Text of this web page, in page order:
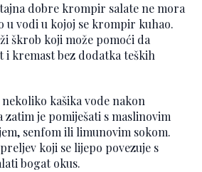
dobre krompir salate ne mora
u vodi u kojoj se krompir kuhao.
škrob koji može pomoći da
i kremast bez dodatka teških
kašika vode nakon
je pomiješati s maslinovim
senfom ili limunovim sokom.
koji se lijepo povezuje s
bogat okus.